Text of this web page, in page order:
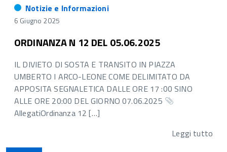
Notizie e Informazioni
6 Giugno 2025
ORDINANZA N 12 DEL 05.06.2025
IL DIVIETO DI SOSTA E TRANSITO IN PIAZZA
UMBERTO I ARCO-LEONE COME DELIMITATO DA
APPOSITA SEGNALETICA DALLE ORE 17 :00 SINO
ALLE ORE 20:00 DEL GIORNO 07.06.2025
AllegatiOrdinanza 12 […]
Leggi tutto